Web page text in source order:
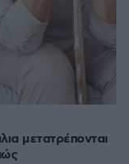
μετατρέπονται